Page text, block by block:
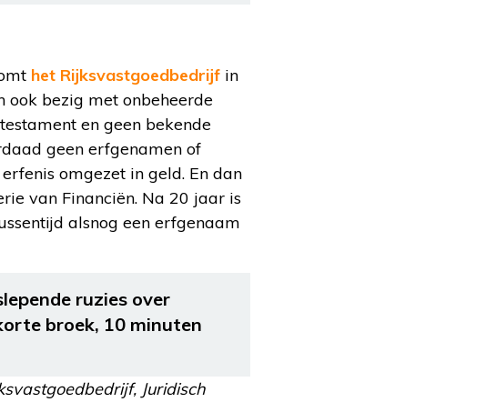
het Rijksvastgoedbedrijf in
ook bezig met onbeheerde
en geen bekende
geen erfgenamen of
omgezet in geld. En dan
van Financiën. Na 20 jaar is
alsnog een erfgenaam
ruzies over
broek, 10 minuten
Juridisch